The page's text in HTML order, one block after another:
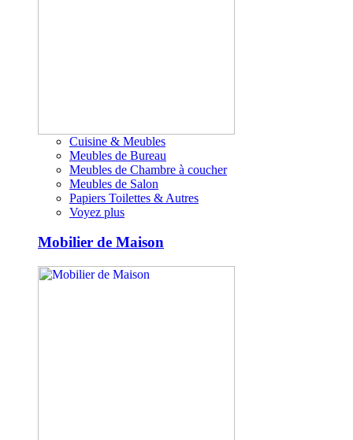
Cuisine & Meubles
Meubles de Bureau
Meubles de Chambre à coucher
Meubles de Salon
Papiers Toilettes & Autres
Voyez plus
Mobilier de Maison